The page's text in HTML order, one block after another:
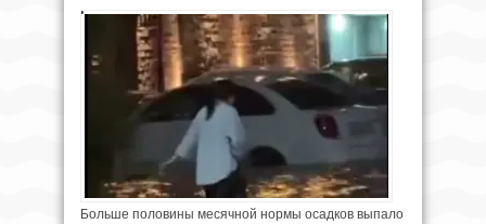
Больше половины месячной нормы осадков выпало